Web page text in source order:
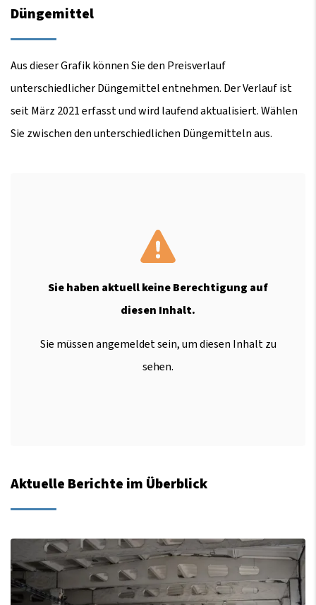
Düngemittel
Aus dieser Grafik können Sie den Preisverlauf
unterschiedlicher Düngemittel entnehmen. Der Verlauf ist
seit März 2021 erfasst und wird laufend aktualisiert. Wählen
Sie zwischen den unterschiedlichen Düngemitteln aus.
Sie haben aktuell keine Berechtigung auf
diesen Inhalt.
Sie müssen angemeldet sein, um diesen Inhalt zu
sehen.
Aktuelle Berichte im Überblick